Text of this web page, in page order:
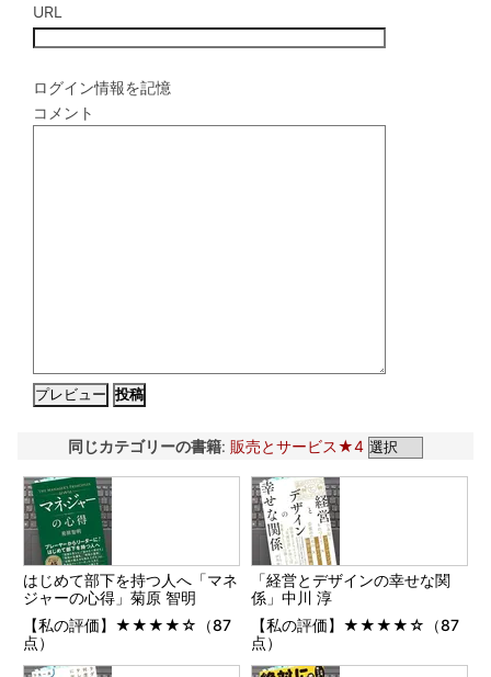
URL
ログイン情報を記憶
コメント
同じカテゴリーの書籍: 販売とサービス★4
はじめて部下を持つ人へ「マネ
ジャーの心得」菊原 智明
【私の評価】★★★★☆（87
点）
「経営とデザインの幸せな関
係」中川 淳
【私の評価】★★★★☆（87
点）